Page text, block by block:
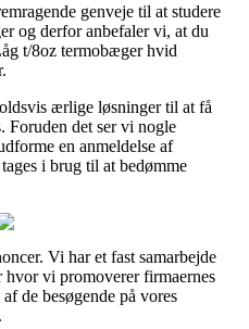
genveje til at studere
og derfor anbefaler vi, at du
t/8oz termobæger hvid
ærlige løsninger til at få
Foruden det ser vi nogle
en anmeldelse af
i brug til at bedømme
Vi har et fast samarbejde
vi promoverer firmaernes
de besøgende på vores